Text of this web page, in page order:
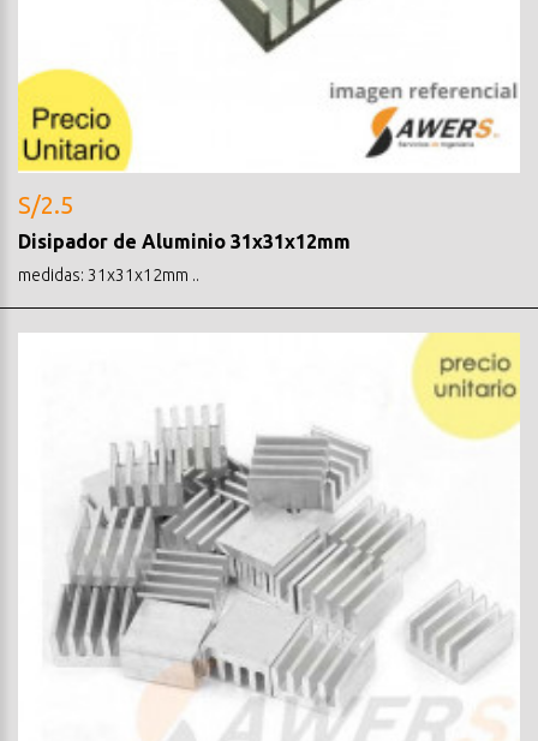
S/2.5
Disipador de Aluminio 31x31x12mm
medidas: 31x31x12mm ..